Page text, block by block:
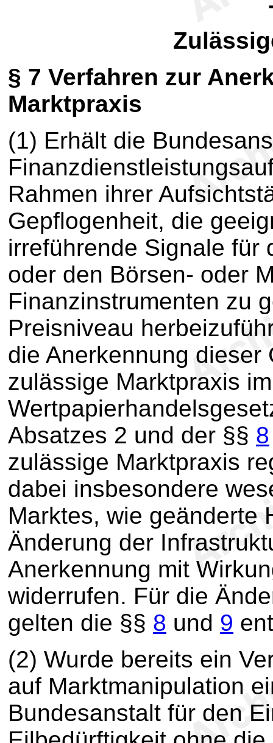
§ 7 Verfahren zur
Marktpraxis
(1) Erhält die
Rahmen ihrer
Gepflogenheit, die
irreführende Signale für
oder den Börsen- oder
Finanzinstrumenten zu
Preisniveau
die Anerkennung
zulässige Marktpraxis
Absatzes 2 und der §§ 8
zulässige Marktpraxis
dabei insbesondere
Marktes, wie geänderte
Änderung der
Anerkennung mit
widerrufen. Für die
gelten die §§ 8 und 9
(2) Wurde bereits ein
auf Marktmanipulation
Bundesanstalt für den